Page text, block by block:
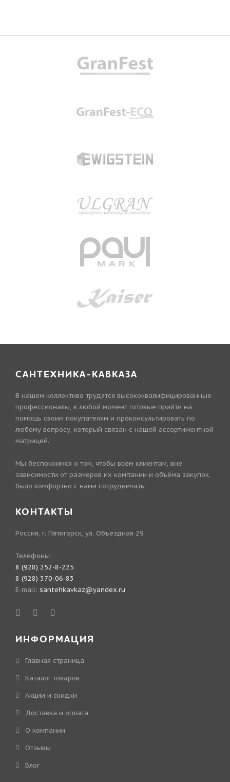
САНТЕХНИКА-КАВКАЗА
В нашем коллективе трудятся высококвалифицированные
профессионалы, в любой момент готовые прийти на
помощь своим покупателям и проконсультировать по
любому вопросу, который связан с нашей ассортиментной
матрицей.
Мы беспокоимся о том, чтобы всем клиентам, вне
зависимости от размеров их компании и объёма закупок,
было комфортно с нами сотрудничать.
КОНТАКТЫ
Россия, г. Пятигорск, ул. Объездная 29
Телефоны:
8 (928) 252-8-225
8 (928) 370-06-83
E-mail: santehkavkaz@yandex.ru
ИНФОРМАЦИЯ
Главная страница
Каталог товаров
Акции и скидки
Доставка и оплата
О компании
Отзывы
Блог